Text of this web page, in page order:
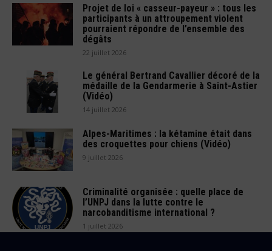
Projet de loi « casseur-payeur » : tous les
participants à un attroupement violent
pourraient répondre de l’ensemble des
dégâts
22 juillet 2026
Le général Bertrand Cavallier décoré de la
médaille de la Gendarmerie à Saint-Astier
(Vidéo)
14 juillet 2026
Alpes-Maritimes : la kétamine était dans
des croquettes pour chiens (Vidéo)
9 juillet 2026
Criminalité organisée : quelle place de
l’UNPJ dans la lutte contre le
narcobanditisme international ?
1 juillet 2026